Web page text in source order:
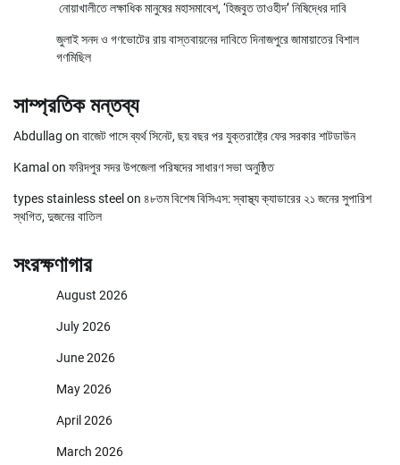
নোয়াখালীতে লক্ষাধিক মানুষের মহাসমাবেশ, ‘হিজবুত তাওহীদ’ নিষিদ্ধের দাবি
জুলাই সনদ ও গণভোটের রায় বাস্তবায়নের দাবিতে দিনাজপুরে জামায়াতের বিশাল
গণমিছিল
সাম্প্রতিক মন্তব্য
Abdullag on বাজেট পাসে ব্যর্থ সিনেট, ছয় বছর পর যুক্তরাষ্ট্রে ফের সরকার শাটডাউন
Kamal on ফরিদপুর সদর উপজেলা পরিষদের সাধারণ সভা অনুষ্ঠিত
types stainless steel on ৪৮তম বিশেষ বিসিএস: স্বাস্থ্য ক্যাডারের ২১ জনের সুপারিশ
স্থগিত, দুজনের বাতিল
সংরক্ষণাগার
August 2026
July 2026
June 2026
May 2026
April 2026
March 2026